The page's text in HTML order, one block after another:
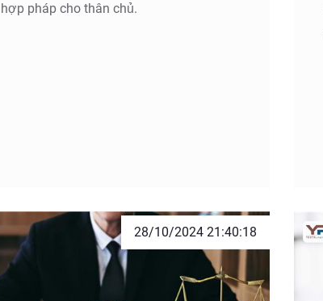
hợp pháp cho thân chủ.
28/10/2024 21:40:18